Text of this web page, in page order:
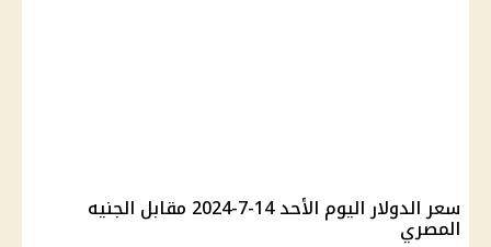
سعر الدولار اليوم الأحد 14-7-2024 مقابل الجنيه
المصري